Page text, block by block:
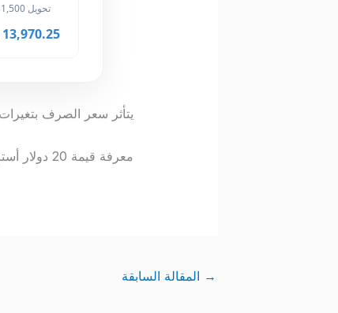
تحويل 1,500 USD
13,970.25 MAD
يتأثر سعر الصرف
معرفة قيمة 20 دولار أسترالي بالدرهم المغربي تساعدك على إدارة ميزانيتك بفعالية.
→ المقالة السابقة